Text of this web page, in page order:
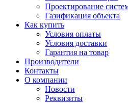
Проектирование
Газификация объекта
Как купить
Условия оплаты
Условия доставки
Гарантия на товар
Производители
Контакты
О компании
Новости
Реквизиты